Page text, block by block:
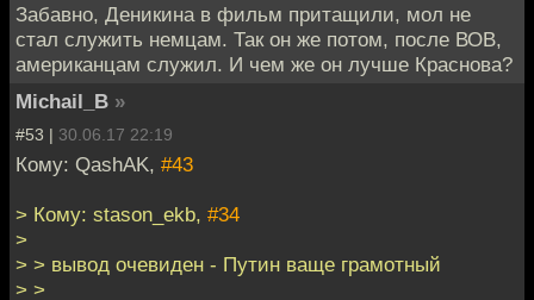
Забавно, Деникина в фильм притащили, мол не
стал служить немцам. Так он же потом, после ВОВ,
американцам служил. И чем же он лучше Краснова?
Michail_B »
#53 | 30.06.17 22:19
Кому: QashAK, #43
> Кому: stason_ekb, #34
>
> > вывод очевиден - Путин ваще грамотный
> >